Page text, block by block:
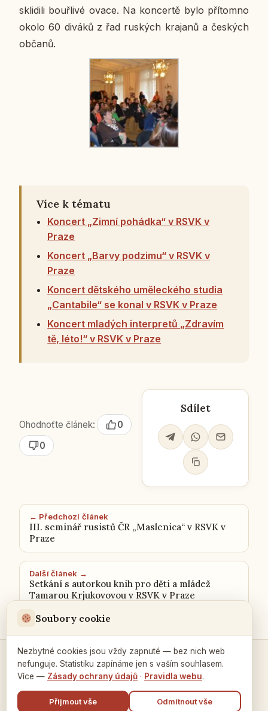
skli­di­li bouř­li­vé ovace. Na kon­cer­tě bylo pří­tomno
okolo 60 diváků z řad rus­kých kra­ja­nů a čes­kých
občanů.
Více k tématu
Koncert „Zimní pohádka“ v RSVK v
Praze
Koncert „Barvy podzimu“ v RSVK v
Praze
Koncert dětského uměleckého studia
„Cantabile“ se konal v RSVK v Praze
Koncert mladých interpretů „Zdravím
tě, léto!“ v RSVK v Praze
Ohodnoťte článek:
0
0
Sdílet
← Předchozí článek
III. seminář rusistů ČR „Maslenica“ v RSVK v
Praze
Další článek →
Setkání s autorkou knih pro děti a mládež
Tamarou Krjukovovou v RSVK v Praze
Kontakty a spojení →
Soubory cookie
Nezbytné cookies jsou vždy zapnuté — bez nich web
nefunguje. Statistiku zapínáme jen s vaším souhlasem.
Více — Zásady ochrany údajů · Pravidla webu.
Přijmout vše Odmítnout vše